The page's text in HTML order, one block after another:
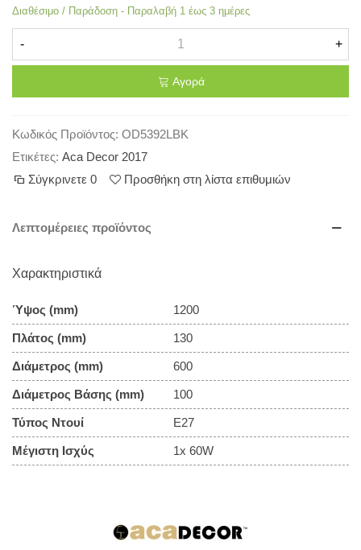
Διαθέσιμο / Παράδοση - Παραλαβή 1 έως 3 ημέρες
- +
Αγορά
Κωδικός Προϊόντος: OD5392LBK
Ετικέτες: Aca Decor 2017
Σύγκρινετε 0 Προσθήκη στη λίστα επιθυμιών
Λεπτομέρειες προϊόντος
Χαρακτηριστικά
Ύψος (mm) 1200
Πλάτος (mm) 130
Διάμετρος (mm) 600
Διάμετρος Βάσης (mm) 100
Τύπος Ντουί E27
Μέγιστη Ισχύς 1x 60W